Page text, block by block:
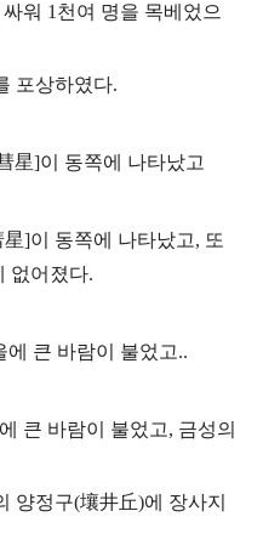
워 1천여 명을 목베었으
포상하였다.
星]이 동쪽에 나타났고
]이 동쪽에 나타났고, 또
없어졌다.
에 큰 바람이 불었고..
큰 바람이 불었고, 금성의
양정구(壤井丘)에 장사지